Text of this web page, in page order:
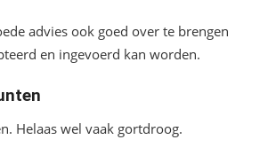
advies ook goed over te brengen
en ingevoerd kan worden.
Helaas wel vaak gortdroog.